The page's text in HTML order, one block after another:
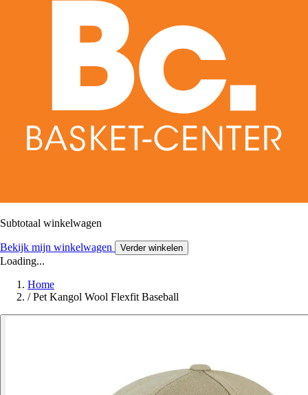
Subtotaal winkelwagen
Bekijk mijn winkelwagen Verder winkelen
Loading...
Home
/ Pet Kangol Wool Flexfit Baseball